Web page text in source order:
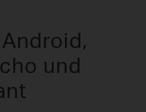
und